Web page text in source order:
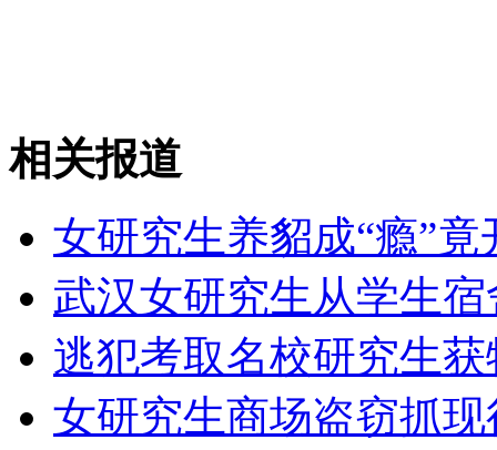
山西运城恶犬咬伤多人 警民合力深夜将其击毙
女孩北京地铁殴打老人 痛下狠手拳打脚踢
无痛分娩是否安全 医生回应
外交部：反对强权政治霸凌主义
相关报道
女研究生养貂成“瘾”竟
武汉女研究生从学生
逃犯考取名校研究生
女研究生商场盗窃抓